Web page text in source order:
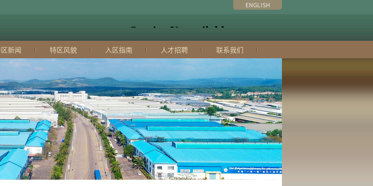
ENGLISH
新闻 特区风貌 入区指南 人才招聘 联系我们